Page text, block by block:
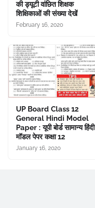
की ड्यूटी वांछित शिक्षक
शिक्षिकाओं की संख्या देखें
February 16, 2020
UP Board Class 12
General Hindi Model
Paper : यूपी बोर्ड सामान्य हिंदी
मॉडल पेपर कक्षा 12
January 16, 2020